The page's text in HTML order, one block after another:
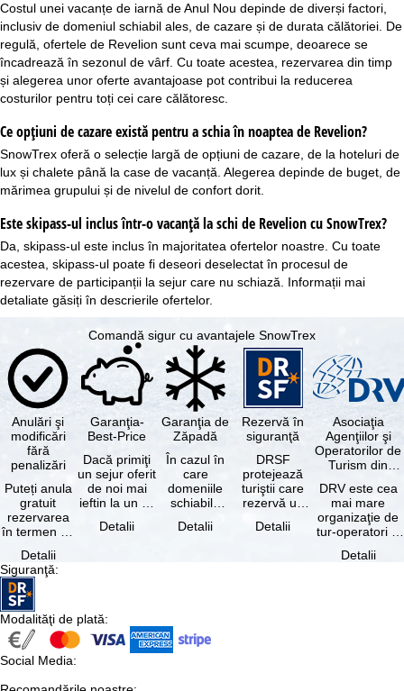
Costul unei vacanțe de iarnă de Anul Nou depinde de diverși factori,
inclusiv de domeniul schiabil ales, de cazare și de durata călătoriei. De
regulă, ofertele de Revelion sunt ceva mai scumpe, deoarece se
încadrează în sezonul de vârf. Cu toate acestea, rezervarea din timp
și alegerea unor oferte avantajoase pot contribui la reducerea
costurilor pentru toți cei care călătoresc.
Ce opțiuni de cazare există pentru a schia în noaptea de Revelion?
SnowTrex oferă o selecție largă de opțiuni de cazare, de la hoteluri de
lux și chalete până la case de vacanță. Alegerea depinde de buget, de
mărimea grupului și de nivelul de confort dorit.
Este skipass-ul inclus într-o vacanță la schi de Revelion cu SnowTrex?
Da, skipass-ul este inclusîn majoritatea ofertelor noastre. Cu toate
acestea, skipass-ul poate fi deseori deselectat în procesul de
rezervare de participanții la sejur care nu schiază. Informații mai
detaliate găsiți în descrierile ofertelor.
Comandă sigur cu avantajele SnowTrex
Anulări şi
modificări
fără
penalizări
Puteți anula
gratuit
rezervarea
în termen de
data
rezervării, …
Detalii
Garanţia-
Best-Price
Dacă primiţi
un sejur oferit
de noi mai
ieftin la un alt
cu aceleaşi …
Detalii
Garanţia de
Zăpadă
În cazul în
care
domeniile
schiabile
skipass-ul
Detalii
Rezervă în
siguranţă
DRSF
protejează
turiştii care
rezervă un
sau servicii
Detalii
Asociaţia
Agenţiilor şi
Operatorilor de
Turism din
DRV este cea
mai mare
organizaţie de
tur-operatori şi
turism din
Detalii
Siguranţă:
Modalităţi de plată:
Social Media: